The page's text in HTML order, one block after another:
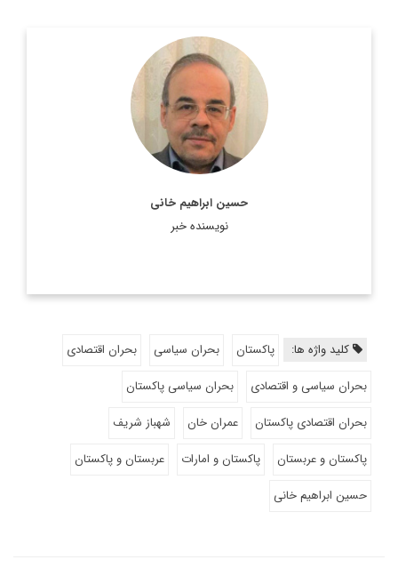
حسین ابراهیم خانی
نویسنده خبر
سفیر اسبق در ویتنام و کامبوج و کارشناس ارشد دفتر مطالعات
سیاسی و بین المللی وزارت امور خارجه
اطلاعات بیشتر
کلید واژه ها: پاکستان بحران سیاسی
بحران اقتصادی
بحران سیاسی و اقتصادی
بحران سیاسی پاکستان
بحران اقتصادی پاکستان
عمران خان
شهباز شریف
پاکستان و عربستان
پاکستان و امارات
عربستان و پاکستان
حسین ابراهیم خانی